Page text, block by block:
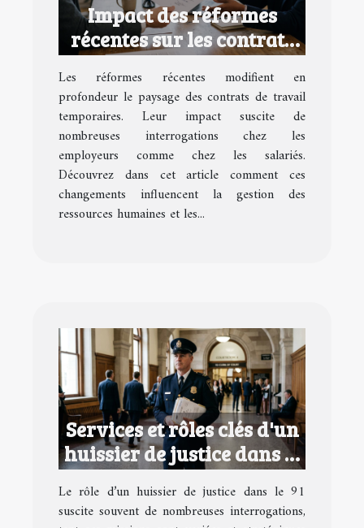
Impact des réformes
récentes sur les contrats
de travail temporaires
Les réformes récentes modifient en
profondeur le paysage des contrats de travail
temporaires. Leur impact suscite de
nombreuses interrogations chez les
employeurs comme chez les salariés.
Découvrez dans cet article comment ces
changements influencent la gestion des
ressources humaines et les...
Services et rôles clés d'un
huissier de justice dans le
91
Le rôle d’un huissier de justice dans le 91
suscite souvent de nombreuses interrogations,